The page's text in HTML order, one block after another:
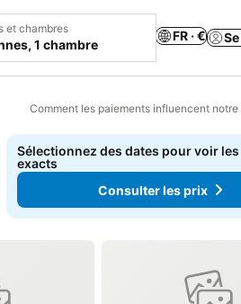
et chambres
1 chambre
FR · €
Comment les paiements influencent
à mes favoris
Sélectionnez des dates pour voir
exacts
Consulter les prix